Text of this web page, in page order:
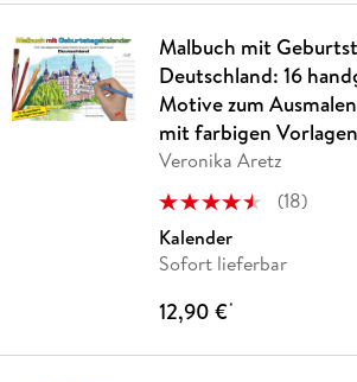
Malbuch mit
Deutschland: 16
Motive zum
mit farbigen Vorlagen
Veronika Aretz
(18)
Kalender
Sofort lieferbar
12,90 €*